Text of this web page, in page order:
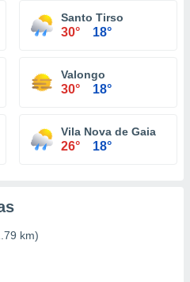
Santo Tirso
30° 18°
Valongo
30° 18°
Vila Nova de Gaia
26° 18°
km)